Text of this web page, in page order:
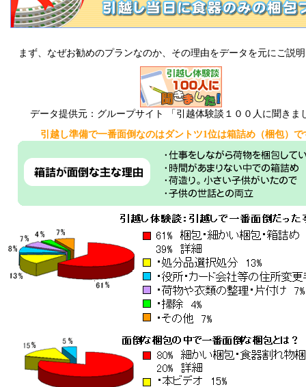
まず、なぜお勧めのプランなのか、その理由をデータを元にご説
データ提供元：グループサイト 「引越体験談１００人に聞きま
引越し準備で一番面倒なのはダントツ1位は箱詰め（梱包）で